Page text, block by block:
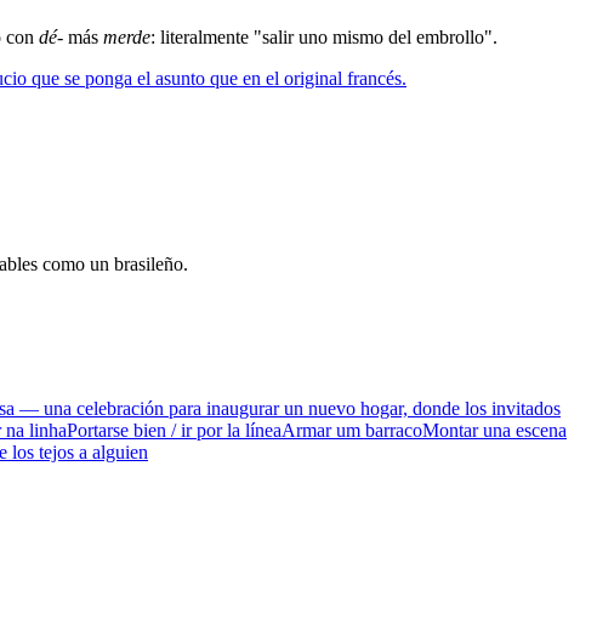
con dé- más merde: literalmente "salir uno mismo del embrollo".
que se ponga el asunto que en el original francés.
como un brasileño.
— una celebración para inaugurar un nuevo hogar, donde los invitados
na linhaPortarse bien / ir por la líneaArmar um barracoMontar una escena
los tejos a alguien